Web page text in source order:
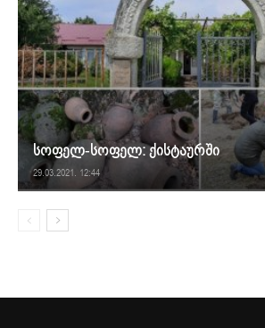
სოფელ-სოფელ: ქისტაურში
29.03.2021. 12:44